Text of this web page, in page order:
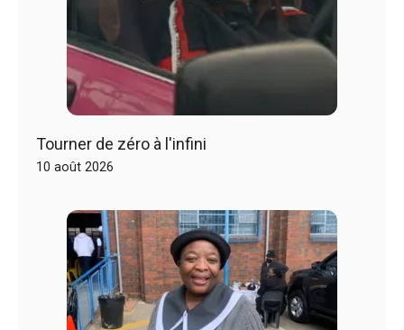
Tourner de zéro à l'infini
10 août 2026